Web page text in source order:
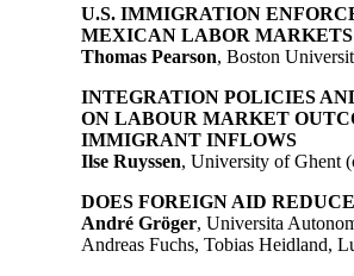
U.S. IMMIGRATION
MEXICAN LABOR MARKETS
Thomas Pearson, Boston
INTEGRATION POLICIES
ON LABOUR MARKET
IMMIGRANT INFLOWS
Ilse Ruyssen, University of Ghent
DOES FOREIGN AID
André Gröger, Universita
Andreas Fuchs, Tobias Heidland,